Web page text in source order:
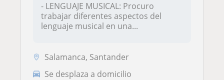
- LENGUAJE MUSICAL: Procuro
trabajar diferentes aspectos del
lenguaje musical en una...
Salamanca, Santander
Se desplaza a domicilio